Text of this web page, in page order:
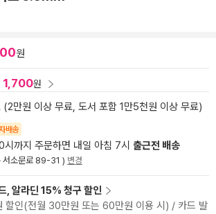
원
1,700원
(2만원 이상 무료, 도서 포함 1만5천원 이상 무료)
배송
시까지 주문하면 내일 아침 7시 출근전 배송
서소문로 89-31 ) 변경
, 알라딘 15% 청구 할인
할인(전월 30만원 또는 60만원 이용 시) / 카드 발